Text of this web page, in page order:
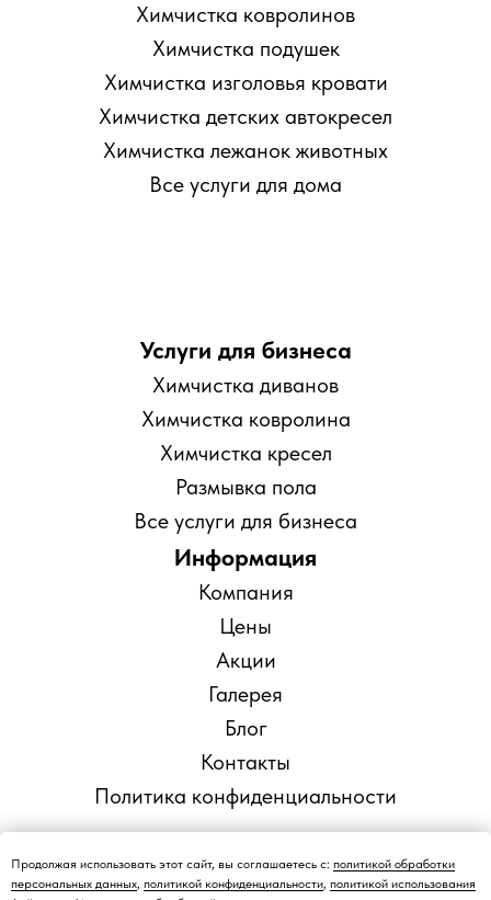
Услуги для бизнеса
Химчистка диванов
Химчистка ковролина
Химчистка кресел
Размывка пола
Все услуги для бизнеса
Информация
Компания
Цены
Акции
Галерея
Блог
Контакты
Политика конфиденциальности
Химчистка ковролинов
Химчистка подушек
Химчистка изголовья кровати
Химчистка детских автокресел
Химчистка лежанок животных
Все услуги для дома
Продолжая использовать этот сайт, вы соглашаетесь с: политикой обработки
персональных данных, политикой конфиденциальности, политикой использования